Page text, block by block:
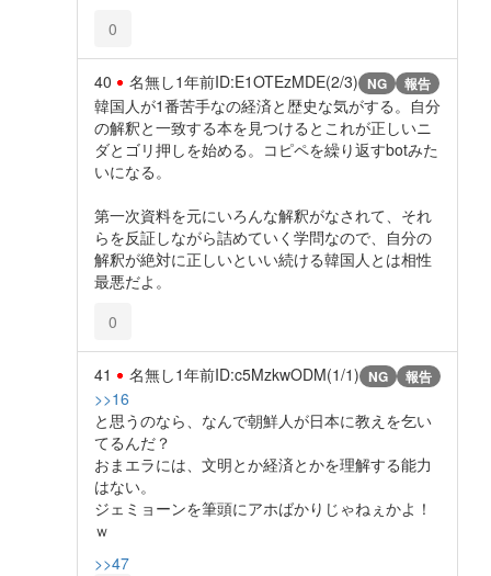
0
40 名無し1年前ID:E1OTEzMDE(2/3) NG 報告
韓国人が1番苦手なの経済と歴史な気がする。自分
の解釈と一致する本を見つけるとこれが正しいニ
ダとゴリ押しを始める。コピペを繰り返すbotみた
いになる。
第一次資料を元にいろんな解釈がなされて、それ
らを反証しながら詰めていく学問なので、自分の
解釈が絶対に正しいといい続ける韓国人とは相性
最悪だよ。
0
41 名無し1年前ID:c5MzkwODM(1/1) NG 報告
>>16
と思うのなら、なんで朝鮮人が日本に教えを乞い
てるんだ？
おまエラには、文明とか経済とかを理解する能力
はない。
ジェミョーンを筆頭にアホばかりじゃねぇかよ！
ｗ
>>47